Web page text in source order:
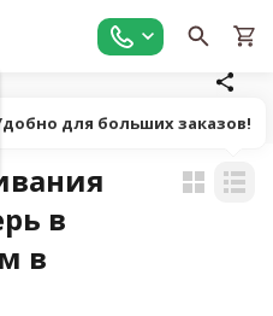
в
в
для больших заказов!